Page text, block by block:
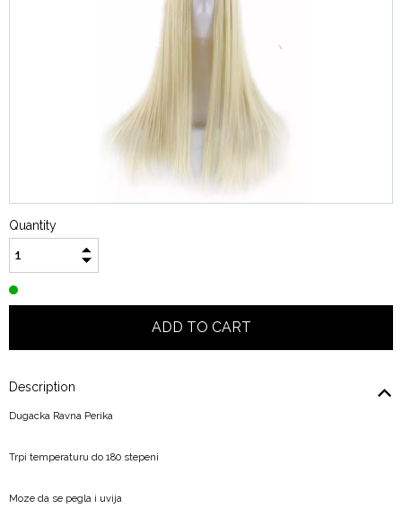
Quantity
Description
Dugacka Ravna Perika
Trpi temperaturu do 180 stepeni
Moze da se pegla i uvija